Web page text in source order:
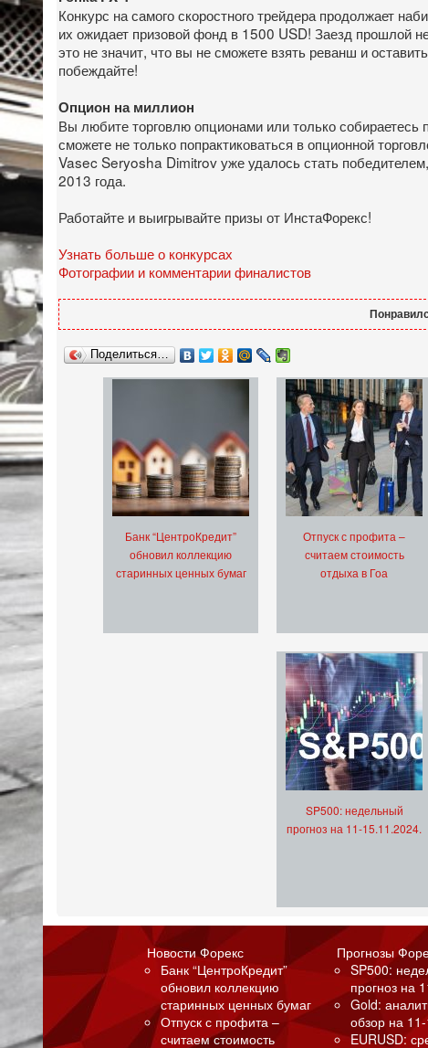
Конкурс на самого скоростного трейдера продолжает
их ожидает призовой фонд в 1500 USD! Заезд прошлой
это не значит, что вы не сможете взять реванш и
побеждайте!
Опцион на миллион
Вы любите торговлю опционами или только
сможете не только попрактиковаться в опционной
Vasec Seryosha Dimitrov уже удалось стать
2013 года.
Работайте и выигрывайте призы от ИнстаФорекс!
Узнать больше о конкурсах
Фотографии и комментарии финалистов
Поделиться…
Банк “ЦентроКредит”
обновил коллекцию
старинных ценных бумаг
Отпуск с профита –
считаем стоимость
отдыха в Гоа
SP500: недельный
прогноз на 11-15.11.2024.
Новости Форекс
Банк “ЦентроКредит”
обновил коллекцию
старинных ценных бумаг
Отпуск с профита –
считаем стоимость
Прогнозы
SP500:
прогноз на
Gold:
обзор на
EURUSD: